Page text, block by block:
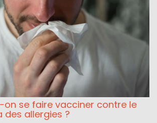
on se faire vacciner contre le
des allergies ?